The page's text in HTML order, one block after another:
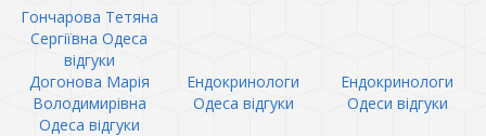
Гончарова Тетяна
Сергіївна Одеса
відгуки
Догонова Марія
Володимирівна
Одеса відгуки
Ендокринологи
Одеса відгуки
Ендокринологи
Одеси відгуки